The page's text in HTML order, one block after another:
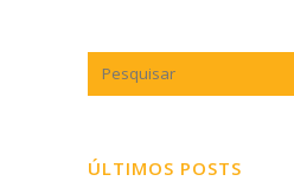
ÚLTIMOS POSTS